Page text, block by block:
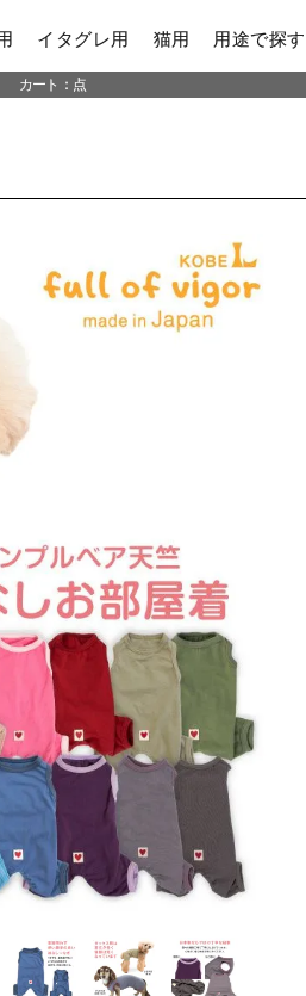
イタグレ用 猫用 用途で探す
カート： 点